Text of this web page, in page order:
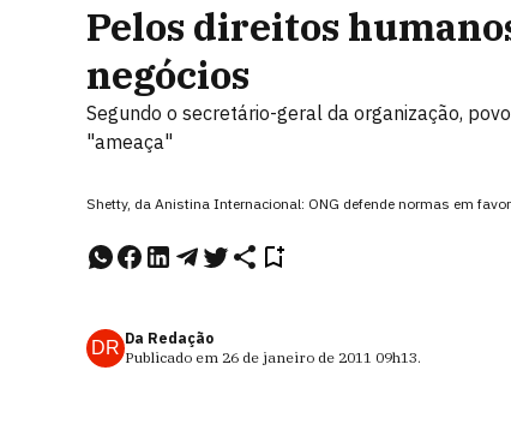
Pelos direitos
negócios
Segundo o secretário-geral da organização,
"ameaça"
Shetty, da Anistina Internacional: ONG defende normas em
DR Da Redação
Publicado em 26 de janeiro de 2011 09h13.